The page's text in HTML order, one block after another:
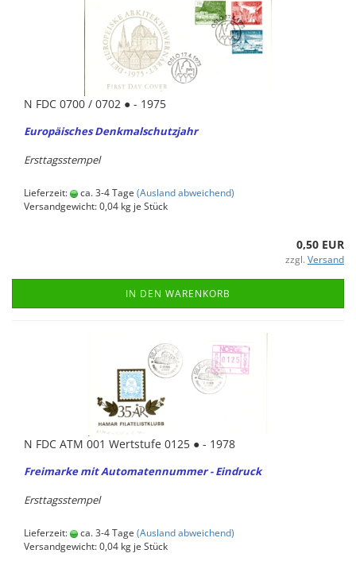
N FDC 0700 / 0702 ● - 1975
Eu­ro­päi­sches Denk­mal­schutz­jahr
Erst­tags­stem­pel
Lieferzeit: ca. 3-4 Tage (Ausland abweichend)
Versandgewicht:0,04 kg je Stück
0,50 EUR
zzgl. Versand
IN DEN WARENKORB
N FDC ATM 001 Wert­stu­fe 0125 ● - 1978
Frei­mar­ke mit Au­to­ma­ten­num­mer - Ein­druck
Erst­tags­stem­pel
Lieferzeit: ca. 3-4 Tage (Ausland abweichend)
Versandgewicht:0,04 kg je Stück